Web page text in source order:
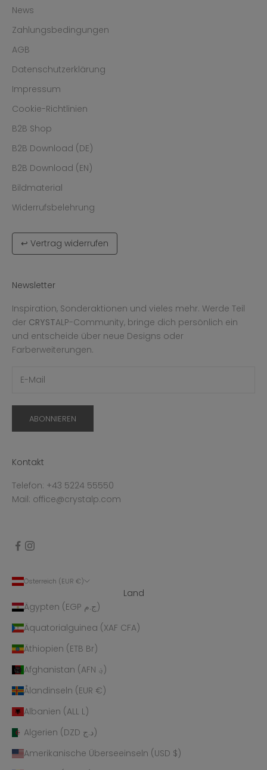
News
Zahlungsbedingungen
AGB
Datenschutzerklärung
Impressum
Cookie-Richtlinien
B2B Shop
B2B Download (DE)
B2B Download (EN)
Bildmaterial
Widerrufsbelehrung
↩ Vertrag widerrufen
Newsletter
Inspiration, Sonderaktionen und vieles mehr. Werde Teil
der CRYSTALP-Community, bringe dich persönlich ein
und entscheide über neue Designs oder
Farberweiterungen.
ABONNIEREN
Kontakt
Telefon: +43 5224 55550
Mail: office@crystalp.com
Österreich (EUR €)
Land
Ägypten (EGP ج.م)
Äquatorialguinea (XAF CFA)
Äthiopien (ETB Br)
Afghanistan (AFN ؋)
Ålandinseln (EUR €)
Albanien (ALL L)
Algerien (DZD د.ج)
Amerikanische Überseeinseln (USD $)